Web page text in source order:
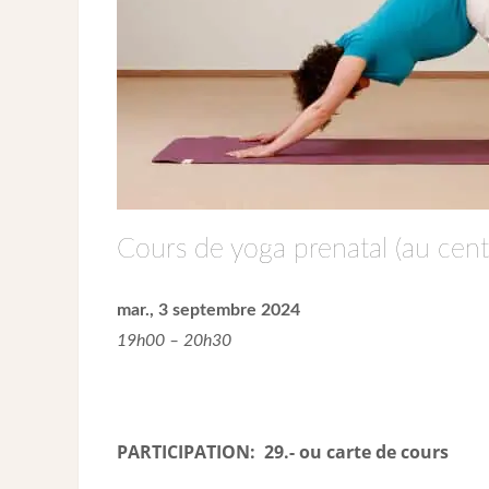
Cours de yoga prenatal (au
mar., 3 septembre 2024
19h00 – 20h30
PARTICIPATION: 29.- ou carte de cours